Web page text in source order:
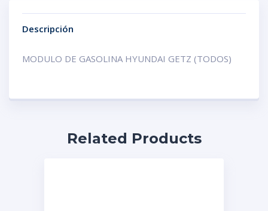
Descripción
MODULO DE GASOLINA HYUNDAI GETZ (TODOS)
Related Products